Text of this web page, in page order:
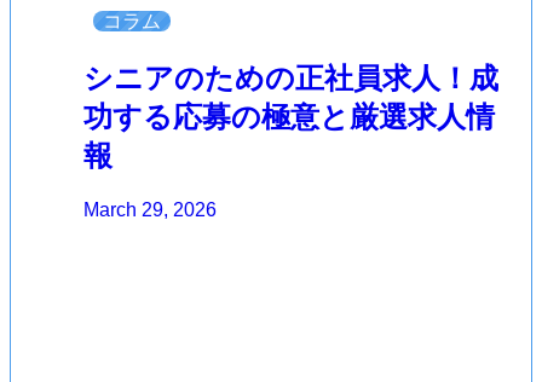
コラム
シニアのための正社員求人！成
功する応募の極意と厳選求人情
報
March 29, 2026